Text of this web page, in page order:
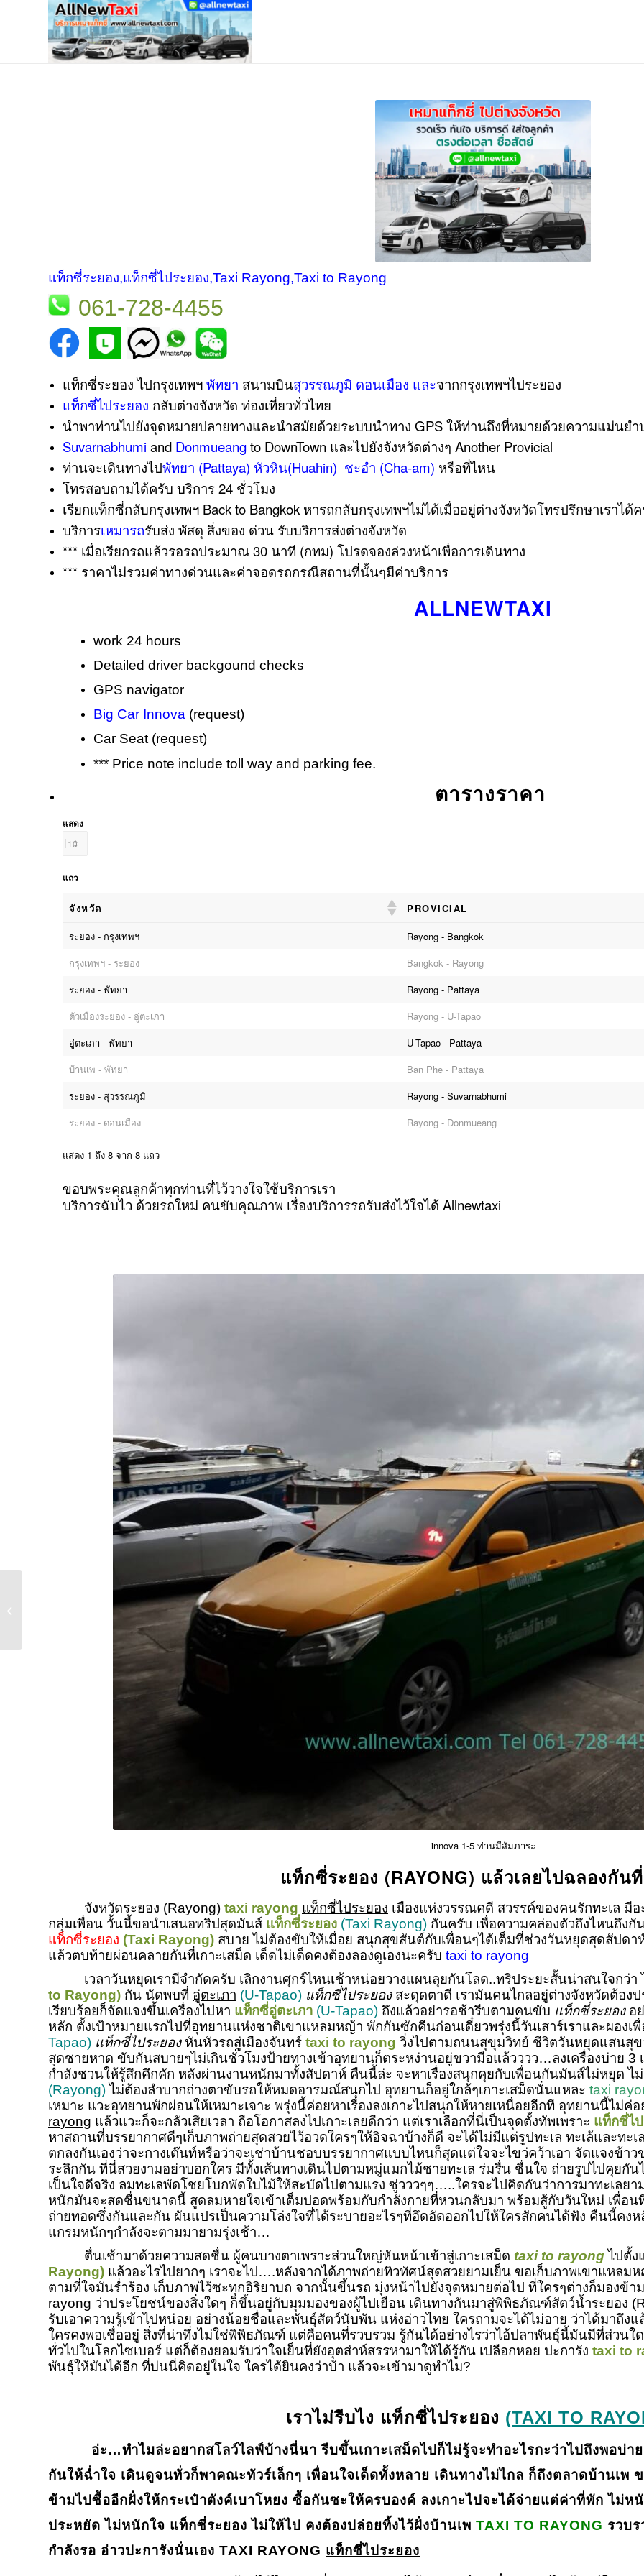
แท็กซี่ระยอง,แท็กซี่ไประยอง,Taxi Rayong,Taxi to Rayong
061-728-4455
แท็กซี่ระยอง ไปกรุงเทพฯพัทยา สนามบินสุวรรณภูมิ ดอนเมือง และจากกรุงเทพฯไประยอง
แท็กซี่ไประยอง กลับต่างจังหวัด ท่องเที่ยวทั่วไทย
นำพาท่านไปยังจุดหมายปลายทางและนำสมัยด้วยระบบนำทาง GPS ให้ท่านถึงที่หมายด้วยความแม่นยำ
Suvarnabhumi and Donmueangto DownTown และไปยังจังหวัดต่างๆ Another Provicial
ท่านจะเดินทางไปพัทยา (Pattaya) หัวหิน(Huahin) ชะอำ (Cha-am) หรือที่ไหน
โทรสอบถามได้ครับ บริการ 24 ชั่วโมง
เรียกแท็กซี่กลับกรุงเทพฯ Back to Bangkok หารถกลับกรุงเทพฯไม่ได้เมื่ออยู่ต่างจังหวัดโทรปรึกษาเราได้
บริการเหมารถรับส่ง พัสดุ สิ่งของ ด่วน รับบริการส่งต่างจังหวัด
*** เมื่อเรียกรถแล้วรอรถประมาณ 30 นาที (กทม) โปรดจองล่วงหน้าเพื่อการเดินทาง
*** ราคาไม่รวมค่าทางด่วนและค่าจอดรถกรณีสถานที่นั้นๆมีค่าบริการ
ALLNEWTAXI
work 24 hours
Detailed driver backgound checks
GPS navigator
Big Car Innova (request)
Car Seat (request)
*** Price note include toll way and parking fee.
ตารางราคา
แสดง
แถว
จังหวัด
PROVICIAL
PROVICIAL
ระยอง - กรุงเทพฯ
Rayong - Bangkok
กรุงเทพฯ - ระยอง
Bangkok - Rayong
ระยอง - พัทยา
Rayong - Pattaya
ตัวเมืองระยอง - อู่ตะเภา
Rayong - U-Tapao
อู่ตะเภา - พัทยา
U-Tapao - Pattaya
บ้านเพ - พัทยา
Ban Phe - Pattaya
ระยอง - สุวรรณภูมิ
Rayong - Suvarnabhumi
ระยอง - ดอนเมือง
Rayong - Donmueang
แสดง 1 ถึง 8 จาก 8 แถว
ขอบพระคุณลูกค้าทุกท่านที่ไว้วางใจใช้บริการเรา
บริการฉับไว ด้วยรถใหม่ คนขับคุณภาพ เรื่องบริการรถรับส่งไว้ใจได้ Allnewtaxi
innova 1-5 ท่านมีสัมภาระ
แท็กซี่ระยอง (RAYONG) แล้วเลยไปฉลองกัน
จังหวัดระยอง (Rayong) taxi rayong แท็กซี่ไประยอง เมืองแห่งวรรณคดี สวรรค์ของคนรักทะเล
กลุ่มเพื่อน วั้นนี้ขอนำเสนอทริปสุดมันส์ แท็กซี่ระยอง (Taxi Rayong) กันครับ เพื่อความคล่องตัวถึงไหนถึง
แท็กซี่ระยอง (Taxi Rayong) สบาย ไม่ต้องขับให้เมื่อย สนุกสุขสันต์กับเพื่อนๆได้เต็มที่ช่วงวันหยุดสุดสัปดา
แล้วตบท้ายผ่อนคลายกันที่เกาะเสม็ด เด็ดไม่เด็ดคงต้องลองดูเองนะครับ taxi to rayong
เวลาวันหยุดเรามีจำกัดครับ เลิกงานศุกร์ไหนเช้าหน่อยวางแผนลุยกันโลด..ทริประยะสั้นน่าสนใจกว่
to Rayong) กัน นัดพบที่ อู่ตะเภา (U-Tapao) แท็กซี่ไประยอง สะดุดตาดี เรามันคนไกลอยู่ต่างจังหวัดต้อง
เรียบร้อยก็จัดแจงขึ้นเครื่องไปหา แท็กซี่อู่ตะเภา (U-Tapao) ถึงแล้วอย่ารอช้ารีบตามคนขับ แท็กซี่ระยองอย่
หลัก ตั้งเป้าหมายแรกไปที่อุทยานแห่งชาติเขาแหลมหญ้า พักกันซักคืนก่อนเดี๋ยวพรุ่งนี้วันเสาร์เราและผอง
Tapao) แท็กซี่ไประยอง หันหัวรถสู่เมืองจันทร์ taxi to rayong วิ่งไปตามถนนสุขุมวิทย์ ชีวิตวันหยุดแสนสุ
สุดชายหาด ขับกันสบายๆไม่เกินชั่วโมงป้ายทางเข้าอุทยานก็ตระหง่านอยู่ขวามือแล้วววว…ลงเครื่องบ่าย 3
กำลังชวนให้รู้สึกคึกคัก หลังผ่านงานหนักมาทั้งสัปดาห์ คืนนี้ล่ะ จะหาเรื่องสนุกคุยกับเพื่อนกันมันส์ไม่หยุด ไ
(Rayong) ไม่ต้องลำบากถ่างตาขับรถให้หมดอารมณ์สนุกไป อุทยานก็อยู่ใกล้ๆเกาะเสม็ดนั่นแหละ taxi
เหมาะ แวะอุทยานพักผ่อนให้เหมาะเจาะ พรุ่งนี้ค่อยหาเรื่องลงเกาะไปสนุกให้หายเหนื่อยอีกที อุทยานนี้ไม่ค่
rayong แล้วแวะก็จะกลัวเสียเวลา ถือโอกาสลงไปเกาะเลยดีกว่า แต่เราเลือกที่นี่เป็นจุดตั้งทัพเพราะ แท็กซี่ไ
หาสถานที่บรรยากาศดีๆเก็บภาพถ่ายสุดสวยไว้อวดใครๆให้อิจฉาบ้างก็ดี จะได้ไม่มีแต่รูปทะเล ทะเล้และทะ
ตกลงกันเองว่าจะกางเต๊นท์หรือว่าจะเช่าบ้านชอบบรรยากาศแบบไหนก็สุดแต่ใจจะไขว่คว้าเอา จัดแจงข้
ระลึกกัน ที่นี่สวยงามอย่าบอกใคร มีทั้งเส้นทางเดินไปตามหมู่แมกไม้ชายทะเล ร่มรื่น ชื่นใจ ถ่ายรูปไปคุยกั
เป็นใจดีจริง ลมทะเลพัดโชยโบกพัดใบไม้ให้สะบัดไปตามแรง ซู่วววๆๆ…..ใครจะไปคิดกันว่าการมาทะเลยา
หนักมันจะสดชื่นขนาดนี้ สูดลมหายใจเข้าเต็มปอดพร้อมกับกำลังกายที่หวนกลับมา พร้อมสู้กับวันใหม่ เพื่อน
ถ่ายทอดซึ่งกันและกัน ผันแปรเป็นความโล่งใจที่ได้ระบายอะไรๆที่อึดอัดออกไปให้ใครสักคนได้ฟัง คืนนี้คง
แกรมหนักๆกำลังจะตามมายามรุ่งเช้า…
ตื่นเช้ามาด้วยความสดชื่น ผู้คนบางตาเพราะส่วนใหญ่หันหน้าเข้าสู่เกาะเสม็ด taxi to rayongไปตั้ง
Rayong) แล้วอะไรไปยากๆ เราจะไป….หลังจากได้ภาพถ่ายทิวทัศน์สุดสวยยามเย็น ขอเก็บภาพเขาแหล
ตามที่ใจมันร่ำร้อง เก็บภาพไว้ซะทุกอิริยาบถ จากนั้นขึ้นรถ มุ่งหน้าไปยังจุดหมายต่อไป ที่ใครๆต่างก็มองข้า
rayong ว่าประโยชน์ของสิ่งใดๆ ก็ขึ้นอยู่กับมุมมองของผู้ไปเยือน เดินทางกันมาสู่พิพิธภัณฑ์สัตว์น้ำระยอง
รับเอาความรู้เข้าไปหน่อย อย่างน้อยชื่อและพันธุ์สัตว์นับพัน แห่งอ่าวไทย ใครถามจะได้ไม่อาย ว่าได้มาถึง
ใครคงพอเชื่ออยู่ สิ่งที่น่าทึ่งไม่ใช่พิพิธภัณฑ์ แต่คือคนที่รวบรวม รู้กันได้อย่างไรว่าไอ้ปลาพันธุ์นี้มันมีที่ส่วนใ
ทั่วไปในโลกไซเบอร์ แต่ก็ต้องยอมรับว่าใจเย็นที่ยังอุตส่าห์สรรหามาให้ได้รู้กัน เปลือกหอย ปะการัง taxi to
พันธุ์ให้มันได้อีก ที่บ่นนี่คิดอยู่ในใจ ใครได้ยินคงว่าบ้า แล้วจะเข้ามาดูทำไม?
เราไม่รีบไง แท็กซี่ไประยอง (TAXI TO
อ่ะ…ทำไมล่ะอยากสโลว์ไลฟ์บ้างนี่นา รีบขึ้นเกาะเสม็ดไปก็ไม่รู้จะทำอะไรกะว่าไปถึงพอบ่า
กันให้ฉ่ำใจ เดินดูจนทั่วก็พาคณะทัวร์เล็กๆ เพื่อนใจเด็ดทั้งหลาย เดินทางไม่ไกล ก็ถึงตลาดบ้านเพ
ข้ามไปซื้ออีกฝั่งให้กระเป๋าตังค์เบาโหยง ซื้อกันซะให้ครบองค์ ลงเกาะไปจะได้จ่ายแต่ค่าที่พัก ไม่
ประหยัด ไม่หนักใจ แท็กซี่ระยอง ไม่ให้ไป คงต้องปล่อยทิ้งไว้ฝั่งบ้านเพ TAXI TO RAYONG รวบ
กำลังรอ อ่าวปะการังนั่นเอง TAXI RAYONG แท็กซี่ไประยอง